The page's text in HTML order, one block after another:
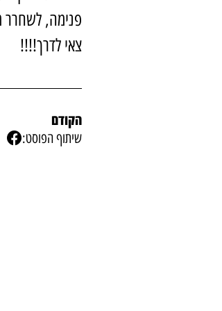
פנימה, לשחרר
צאי לדרך!!!!
הקודם
שיתוף הפוסט: